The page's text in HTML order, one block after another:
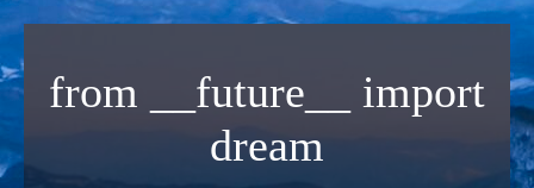
용
으
from __future__ import
dream